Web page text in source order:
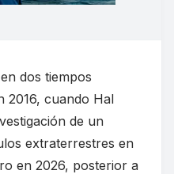
dos tiempos
2016, cuando Hal
de un
extraterrestres en
en 2026, posterior a